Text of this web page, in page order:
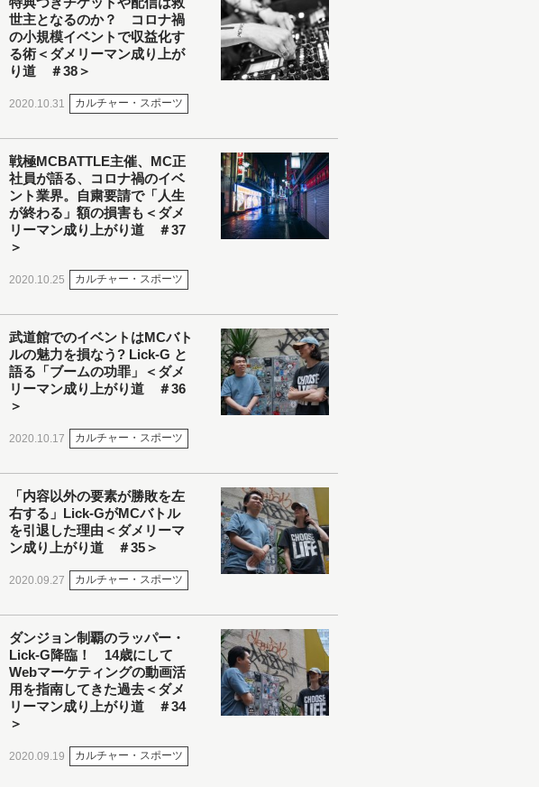
世主となるのか？ コロナ禍
の小規模イベントで収益化す
る術＜ダメリーマン成り上が
り道 ＃38＞
2020.10.31 カルチャー・スポーツ
戦極MCBATTLE主催、MC正
社員が語る、コロナ禍のイベ
ント業界。自粛要請で「人生
が終わる」額の損害も＜ダメ
リーマン成り上がり道 ＃37
＞
2020.10.25 カルチャー・スポーツ
武道館でのイベントはMCバト
ルの魅力を損なう? Lick-G と
語る「ブームの功罪」＜ダメ
リーマン成り上がり道 ＃36
＞
2020.10.17 カルチャー・スポーツ
「内容以外の要素が勝敗を左
右する」Lick-GがMCバトル
を引退した理由＜ダメリーマ
ン成り上がり道 ＃35＞
2020.09.27 カルチャー・スポーツ
ダンジョン制覇のラッパー・
Lick-G降臨！ 14歳にして
Webマーケティングの動画活
用を指南してきた過去＜ダメ
リーマン成り上がり道 ＃34
＞
2020.09.19 カルチャー・スポーツ